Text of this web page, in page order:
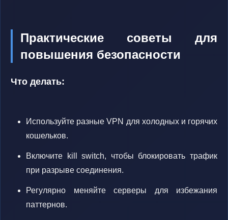
Практические советы для
повышения безопасности
Что делать:
Используйте разные VPN для холодных и горячих
кошельков.
Включите kill switch, чтобы блокировать трафик
при разрыве соединения.
Регулярно меняйте серверы для избежания
паттернов.